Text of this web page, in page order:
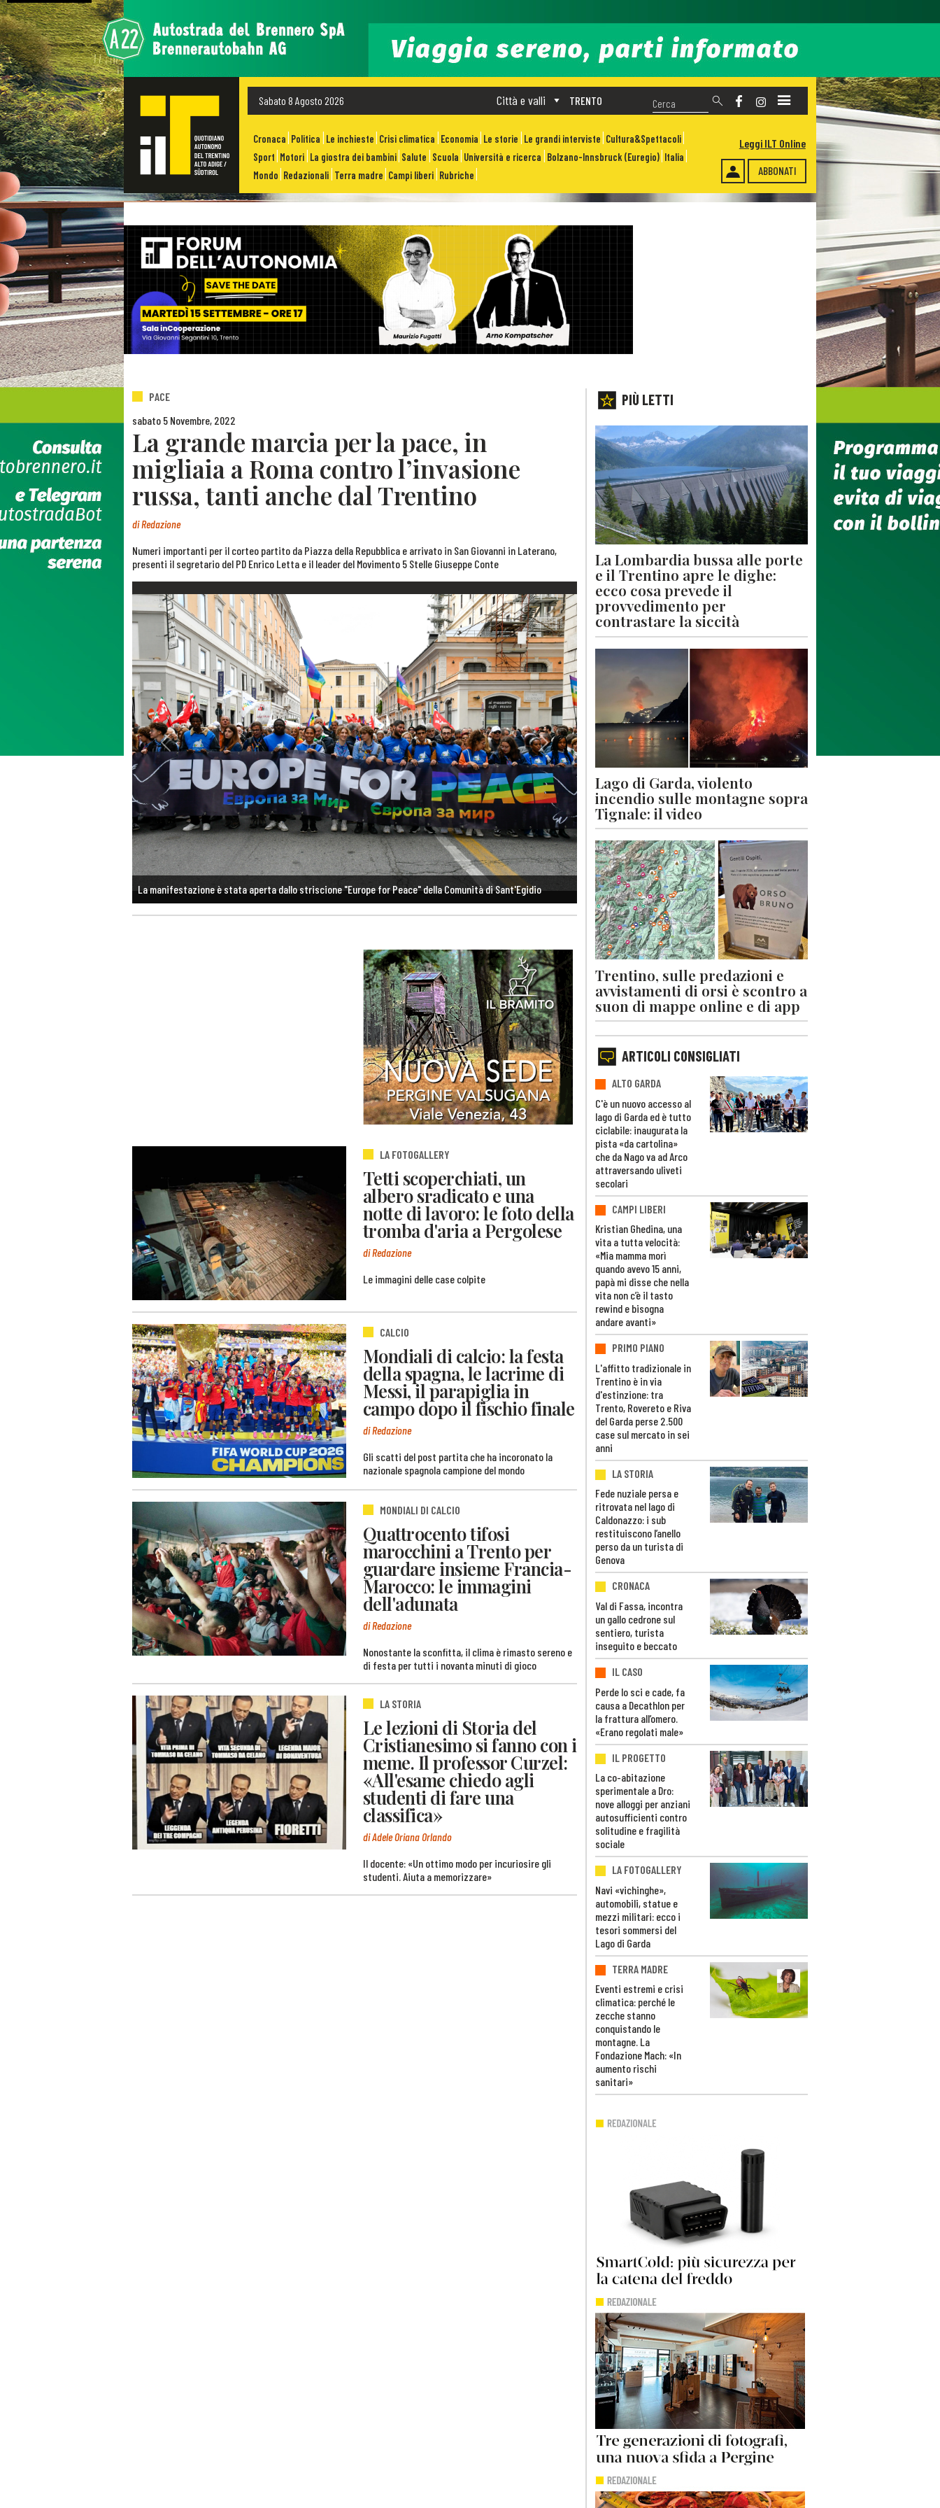
Sabato 8 Agosto 2026 TRENTO
Città e valli
Cronaca Politica Le inchieste Crisi climatica Economia Le storie Le grandi interviste Cultura&Spettacoli
Sport Motori La giostra dei bambini Salute Scuola Università e ricerca Bolzano-Innsbruck (Euregio) Italia
Mondo Redazionali Terra madre Campi liberi Rubriche ABBONATI
Leggi ILT Online
PACE
sabato 5 Novembre, 2022
La grande marcia per la pace, in
migliaia a Roma contro l’invasione
russa, tanti anche dal Trentino
diRedazione
Numeri importanti per il corteo partito da Piazza della Repubblica e arrivato in San Giovanni in Laterano,
presenti il segretario del PD Enrico Letta e il leader del Movimento 5 Stelle Giuseppe Conte
Presente anche Don Ciotti presidente di Libera
Previous Next
LA FOTOGALLERY
Tetti scoperchiati, un
albero sradicato e una
notte di lavoro: le foto della
tromba d'aria a Pergolese
di Redazione
Le immagini delle case colpite
CALCIO
Mondiali di calcio: la festa
della spagna, le lacrime di
Messi, il parapiglia in
campo dopo il fischio finale
di Redazione
Gli scatti del post partita che ha incoronato la
nazionale spagnola campione del mondo
MONDIALI DI CALCIO
Quattrocento tifosi
marocchini a Trento per
guardare insieme Francia-
Marocco: le immagini
dell'adunata
di Redazione
Nonostante la sconfitta, il clima è rimasto sereno e
di festa per tutti i novanta minuti di gioco
LA STORIA
Le lezioni di Storia del
Cristianesimo si fanno con i
meme. Il professor Curzel:
«All'esame chiedo agli
studenti di fare una
classifica»
di Adele Oriana Orlando
Il docente: «Un ottimo modo per incuriosire gli
studenti. Aiuta a memorizzare»
PIÙ LETTI
La Lombardia bussa alle porte
e il Trentino apre le dighe:
ecco cosa prevede il
provvedimento per
contrastare la siccità
Lago di Garda, violento
incendio sulle montagne sopra
Tignale: il video
Trentino, sulle predazioni e
avvistamenti di orsi è scontro a
suon di mappe online e di app
ARTICOLI CONSIGLIATI
ALTO GARDA
C'è un nuovo accesso al
lago di Garda ed è tutto
ciclabile: inaugurata la
pista «da cartolina»
che da Nago va ad Arco
attraversando uliveti
secolari
CAMPI LIBERI
Kristian Ghedina, una
vita a tutta velocità:
«Mia mamma morì
quando avevo 15 anni,
papà mi disse che nella
vita non c’è il tasto
rewind e bisogna
andare avanti»
PRIMO PIANO
L'affitto tradizionale in
Trentino è in via
d'estinzione: tra
Trento, Rovereto e Riva
del Garda perse 2.500
case sul mercato in sei
anni
LA STORIA
Fede nuziale persa e
ritrovata nel lago di
Caldonazzo: i sub
restituiscono l’anello
perso da un turista di
Genova
CRONACA
Val di Fassa, incontra
un gallo cedrone sul
sentiero, turista
inseguito e beccato
IL CASO
Perde lo sci e cade, fa
causa a Decathlon per
la frattura all’omero.
«Erano regolati male»
IL PROGETTO
La co-abitazione
sperimentale a Dro:
nove alloggi per anziani
autosufficienti contro
solitudine e fragilità
sociale
LA FOTOGALLERY
Navi «vichinghe»,
automobili, statue e
mezzi militari: ecco i
tesori sommersi del
Lago di Garda
TERRA MADRE
Eventi estremi e crisi
climatica: perché le
zecche stanno
conquistando le
montagne. La
Fondazione Mach: «In
aumento rischi
sanitari»